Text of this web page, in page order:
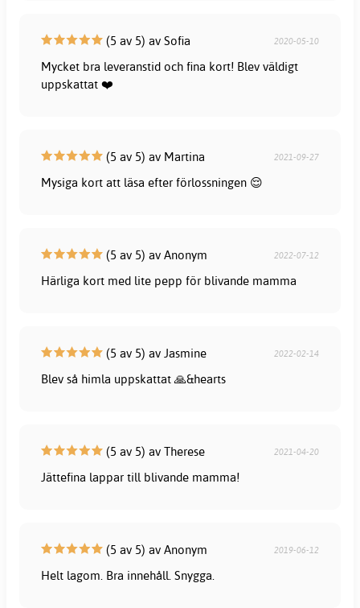
(5 av 5) av Sofia 2020-05-10
Mycket bra leveranstid och fina kort! Blev väldigt
uppskattat ❤️
(5 av 5) av Martina 2021-09-27
Mysiga kort att läsa efter förlossningen 😌
(5 av 5) av Anonym 2022-07-12
Härliga kort med lite pepp för blivande mamma
(5 av 5) av Jasmine 2022-02-14
Blev så himla uppskattat 🙏&hearts️
(5 av 5) av Therese 2021-04-20
Jättefina lappar till blivande mamma!
(5 av 5) av Anonym 2019-06-12
Helt lagom. Bra innehåll. Snygga.